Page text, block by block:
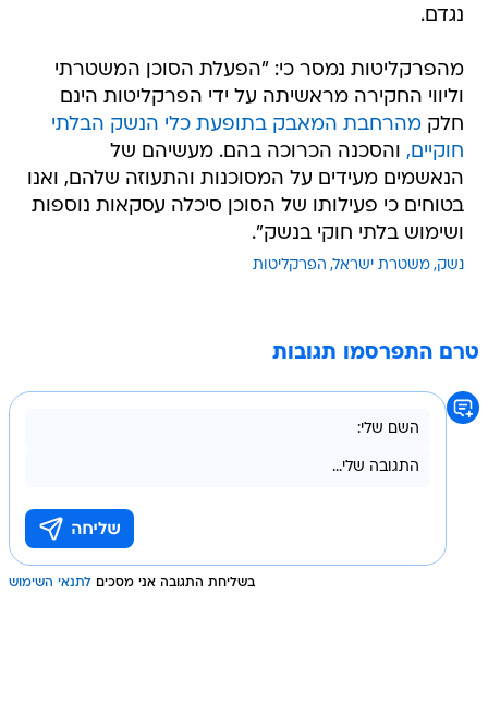
נגדם.
מהפרקליטות נמסר כי: "הפעלת הסוכן המשטרתי
וליווי החקירה מראשיתה על ידי הפרקליטות הינם
חלקמהרחבת המאבק בתופעת כלי הנשק הבלתי
חוקיים, והסכנה הכרוכה בהם. מעשיהם של
הנאשמים מעידים על המסוכנות והתעוזה שלהם, ואנו
בטוחים כי פעילותו של הסוכן סיכלה עסקאות נוספות
ושימוש בלתי חוקי בנשק".
נשק משטרת ישראל הפרקליטות
טרם התפרסמו תגובות
בשליחת התגובה אני מסכים לתנאי השימוש